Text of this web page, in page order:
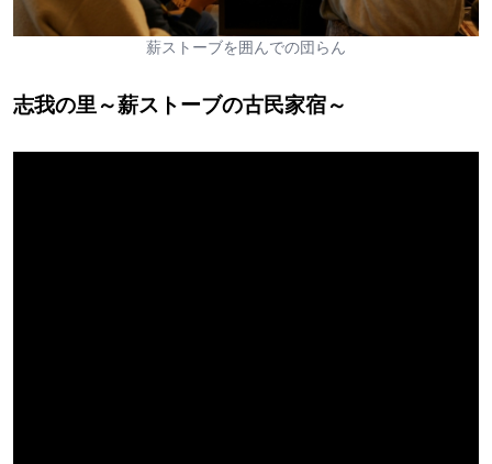
薪ストーブを囲んでの団らん
志我の里～薪ストーブの古民家宿～